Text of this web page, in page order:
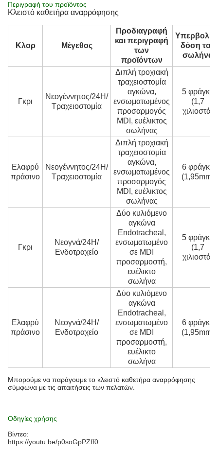
Περιγραφή του προϊόντος
Κλειστό καθετήρα αναρρόφησης
Κλορ Μέγεθος
Προδιαγραφή
και περιγραφή
των
προϊόντων
δόση του
σωλήνα
Γκρι
Νεογέννητος/24H/
Τραχειοστομία
Διπλή τροχιακή
τραχειοστομία
αγκώνα,
ενσωματωμένος
προσαρμογός
MDI, ευέλικτος
σωλήνας
5 φράγκα
(1,7
χιλιοστά)
Ελαφρύ
πράσινο
Νεογέννητος/24H/
Τραχειοστομία
Διπλή τροχιακή
τραχειοστομία
αγκώνα,
ενσωματωμένος
προσαρμογός
MDI, ευέλικτος
σωλήνας
6 φράγκα
(1,95mm)
Γκρι
Νεογνά/24H/
Ενδοτραχείο
Δύο κυλιόμενο
αγκώνα
Endotracheal,
ενσωματωμένο
σε MDI
προσαρμοστή,
ευέλικτο
σωλήνα
5 φράγκα
(1,7
χιλιοστά)
Ελαφρύ
πράσινο
Νεογνά/24H/
Ενδοτραχείο
Δύο κυλιόμενο
αγκώνα
Endotracheal,
ενσωματωμένο
σε MDI
προσαρμοστή,
ευέλικτο
σωλήνα
6 φράγκα
(1,95mm)
Μπορούμε να παράγουμε το κλειστό καθετήρα αναρρόφησης
σύμφωνα με τις απαιτήσεις των πελατών.
Οδηγίες χρήσης
Βίντεο:
https://youtu.be/p0soGpPZff0